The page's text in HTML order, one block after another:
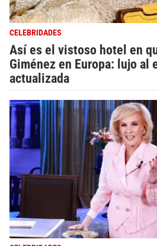
CELEBRIDADES
Así es el vistoso hotel en
Giménez en Europa: lujo al
actualizada